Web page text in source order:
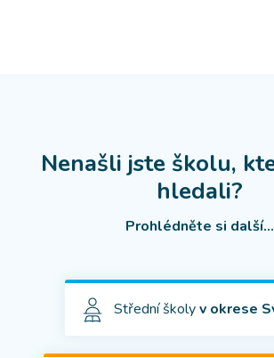
Nenašli jste školu,
hledali?
Prohlédněte si další...
Střední školyv okrese